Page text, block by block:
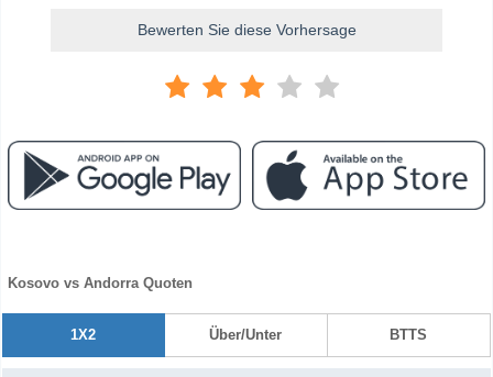
Bewerten Sie diese Vorhersage
Kosovo vs Andorra Quoten
1X2 Über/Unter BTTS